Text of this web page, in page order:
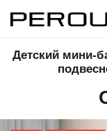
Детский мини-